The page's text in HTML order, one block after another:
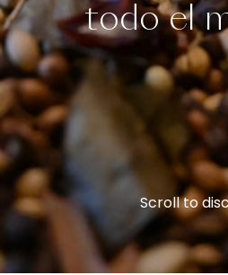
todo el
Scroll to